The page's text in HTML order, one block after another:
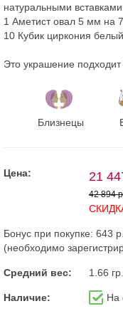
натуральными
1 Аметист овал 5 мм на
10 Кубик циркония
Это украшение
Близнецы
Цена: 21
42 894
Бонус при покупке: 643 р.
(необходимо
Средний вес: 1.66 гр.
Наличие: На